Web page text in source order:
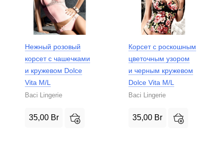
Нежный розовый
корсет с чашечками
и кружевом Dolce
Vita M/L
Baci Lingerie
35,00 Br
Корсет с роскошным
цветочным узором
и черным кружевом
Dolce Vita M/L
Baci Lingerie
35,00 Br